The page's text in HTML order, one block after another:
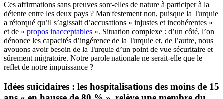
Ces affirmations sans preuves sont-elles de nature à participer à la
détente entre les deux pays ? Manifestement non, puisque la Turquie
a rétorqué qu’il s’agissait d’accusations « injustes et incohérentes »
et de « propos inacceptables ». Situation complexe : d’un côté, l’on
dénonce les capacités d’ingérence de la Turquie et, de l’autre, nous
avouons avoir besoin de la Turquie d’un point de vue sécuritaire et
sûrement migratoire. Notre parole nationale ne serait-elle que le
reflet de notre impuissance ?
Idées suicidaires : les hospitalisations des moins de 15